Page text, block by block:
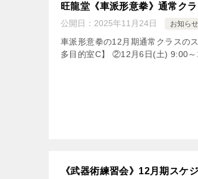
旺龍堂《車派形意拳》通常ク
公開日： 2025年11月24日 お知らせ
車派形意拳の12月期通常クラスの
多目的室C】 ②12月6日(土) 9:00
《武器術練習会》12月期スケ